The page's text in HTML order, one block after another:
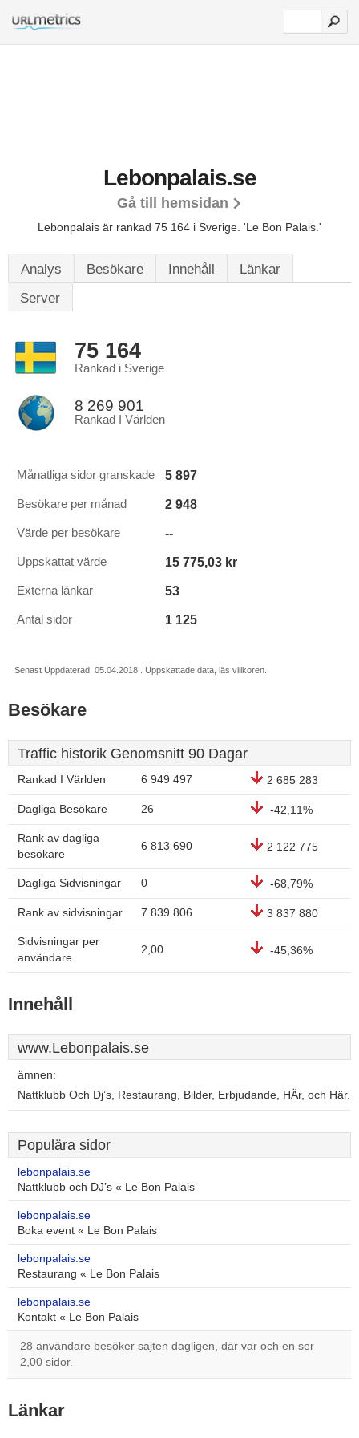
Lebonpalais.se
Gå till hemsidan
Lebonpalais är rankad 75 164 i Sverige. 'Le Bon Palais.'
Analys Besökare Innehåll
Länkar
Server
75 164
Rankad i Sverige
8 269 901
Rankad I Världen
Månatliga sidor granskade 5 897
Besökare per månad 2 948
Värde per besökare --
Uppskattat värde 15 775,03 kr
Externa länkar 53
Antal sidor 1 125
Senast Uppdaterad: 05.04.2018 . Uppskattade data, läs villkoren.
Besökare
Traffic historik Genomsnitt 90 Dagar
Rankad I Världen 6 949 497 2 685 283
Dagliga Besökare 26 -42,11%
Rank av dagliga
besökare
6 813 690 2 122 775
Dagliga Sidvisningar 0 -68,79%
Rank av sidvisningar 7 839 806 3 837 880
Sidvisningar per
användare
2,00 -45,36%
Innehåll
www.Lebonpalais.se
ämnen:
Nattklubb Och Dj’s, Restaurang, Bilder, Erbjudande, HÄr, och Här.
Populära sidor
lebonpalais.se
Nattklubb och DJ’s « Le Bon Palais
lebonpalais.se
Boka event « Le Bon Palais
lebonpalais.se
Restaurang « Le Bon Palais
lebonpalais.se
Kontakt « Le Bon Palais
28 användare besöker sajten dagligen, där var och en ser
2,00 sidor.
Länkar